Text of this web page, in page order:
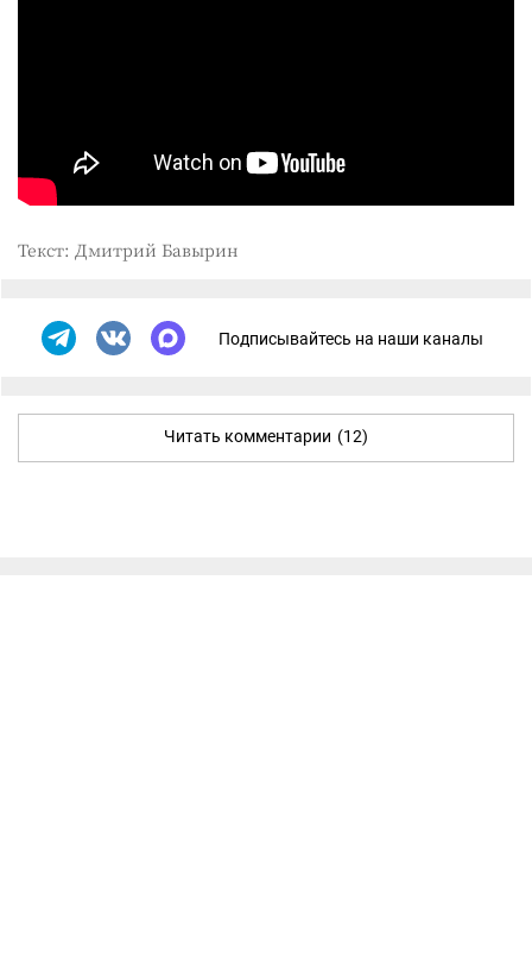
Текст: Дмитрий Бавырин
Подписывайтесь на наши каналы
Читать комментарии (12)